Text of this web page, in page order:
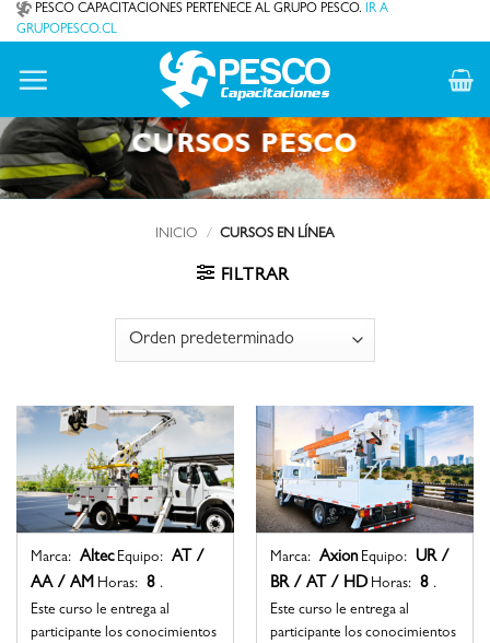
Saltar
al
contenido
PESCO CAPACITACIONES PERTENECE AL GRUPO PESCO. IR A
GRUPOPESCO.CL
CURSOS PESCO
INICIO / CURSOS EN LÍNEA
FILTRAR
Marca: AltecEquipo:
AT /
AA / AMHoras: 8 .
Este curso le entrega al
participante los conocimientos
Marca: AxionEquipo:
UR /
BR / AT / HDHoras: 8 .
Este curso le entrega al
participante los conocimientos